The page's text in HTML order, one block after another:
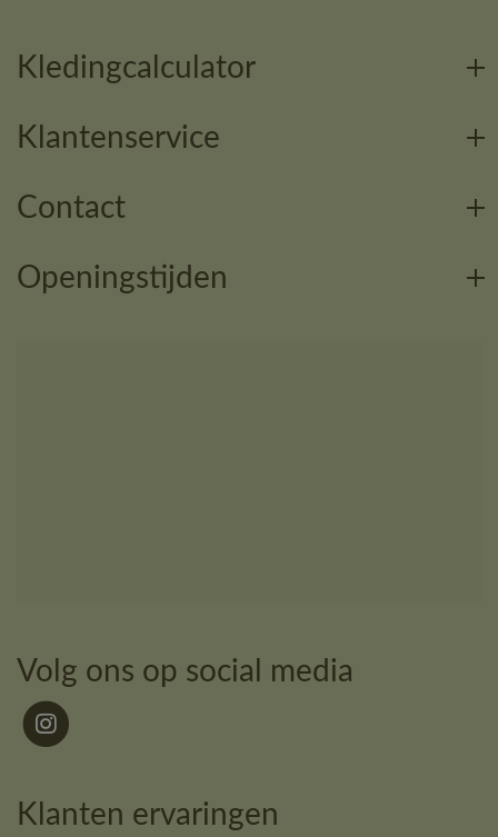
Kledingcalculator
Klantenservice
Contact
Openingstijden
Volg ons op social media
Klanten ervaringen